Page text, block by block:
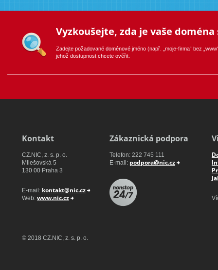
Seznam registrátorů
Stable.cz s.r.o.
IGNUM, s.r.o.
Vyzkoušejte, zda je vaše
Zadejte požadované doménové jméno (např. „moje-firma“ bez
jehož dostupnost chcete ověřit.
Kontakt
CZ.NIC, z. s. p. o.
Milešovská 5
130 00 Praha 3
E-mail: kontakt@nic.cz
Web: www.nic.cz
© 2018 CZ.NIC, z. s. p. o.
Zákaznická podpora
Telefon: 222 745 111
E-mail: podpora@nic.cz
Facebook Twitter